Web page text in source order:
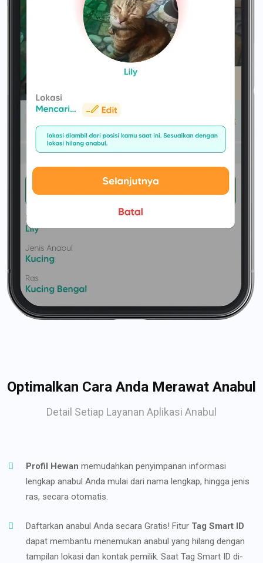
Optimalkan Cara Anda Merawat Anabul
Detail Setiap Layanan Aplikasi Anabul
Profil Hewan memudahkan penyimpanan informasi
lengkap anabul Anda mulai dari nama lengkap, hingga jenis
ras, secara otomatis.
Daftarkan anabul Anda secara Gratis! Fitur Tag Smart ID
dapat membantu menemukan anabul yang hilang dengan
tampilan lokasi dan kontak pemilik. Saat Tag Smart ID di-